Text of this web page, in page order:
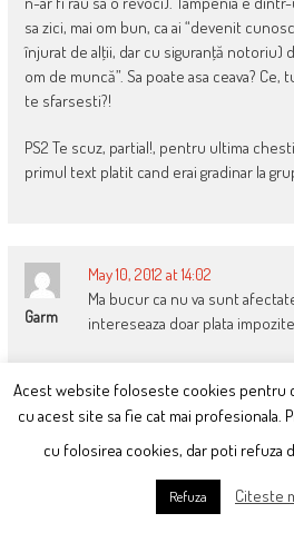
sa zici, mai om bun, ca ai “devenit
înjurat de alţii, dar cu siguranţă notoriu)
om de muncă”. Sa poate asa ceava? Ce,
te sfarsesti?!
PS2 Te scuz, partial!, pentru ultima
primul text platit cand erai gradinar la
Garm
May 10, 2012 at 14:02
Ma bucur ca nu va sunt
intereseaza doar plata
Scriitorul lanseaza un roman pe an (sa
este tradus in mai multe limbi etc. El
lunara, nu are un venit constant si
sa fie recompensat pentru munca lui.
Nu zic ca un jurnalist nu este autor ci
industrii (media, IT, advertising) se
Acest website foloseste cookies pentru
cu acest site sa fie cat mai profesionala.
cu folosirea cookies, dar poti refuza
Refuza Citeste